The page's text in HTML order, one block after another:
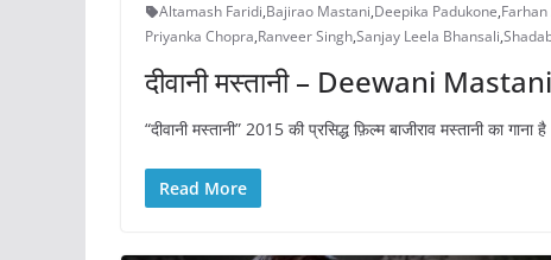
Altamash Faridi,Bajirao Mastani,Deepika Padukone,Farhan
Priyanka Chopra,Ranveer Singh,Sanjay Leela Bhansali,
दीवानी मस्तानी – Deewani
“दीवानी मस्तानी” 2015 की प्रसिद्ध फ़िल्म बाजीराव मस्तानी का
Read More